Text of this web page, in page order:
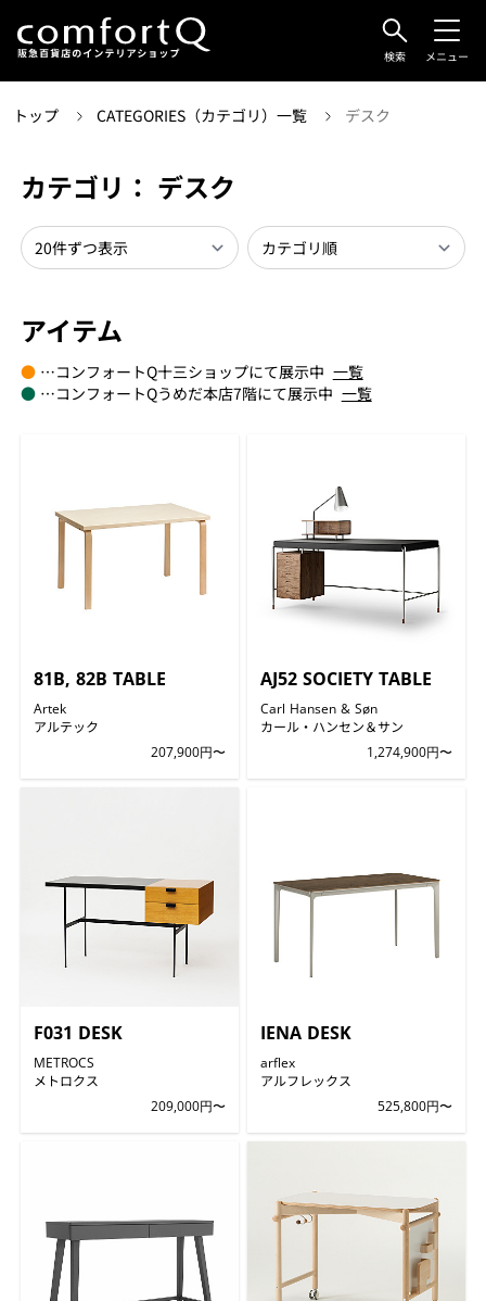
検索 メニュー
トップ CATEGORIES（カテゴリ）一覧 デスク
カテゴリ： デスク
アイテム
●…コンフォートQ十三ショップにて展示中 一覧
●…コンフォートQうめだ本店7階にて展示中 一覧
81B, 82B TABLE
Artek
アルテック
207,900円〜
AJ52 SOCIETY TABLE
Carl Hansen & Søn
カール・ハンセン＆サン
1,274,900円〜
F031 DESK
METROCS
メトロクス
209,000円〜
IENA DESK
arflex
アルフレックス
525,800円〜